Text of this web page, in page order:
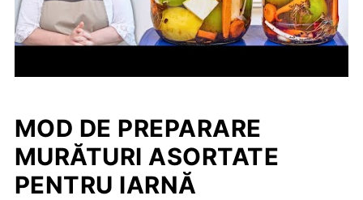
MOD DE PREPARARE
MURĂTURI ASORTATE
PENTRU IARNĂ